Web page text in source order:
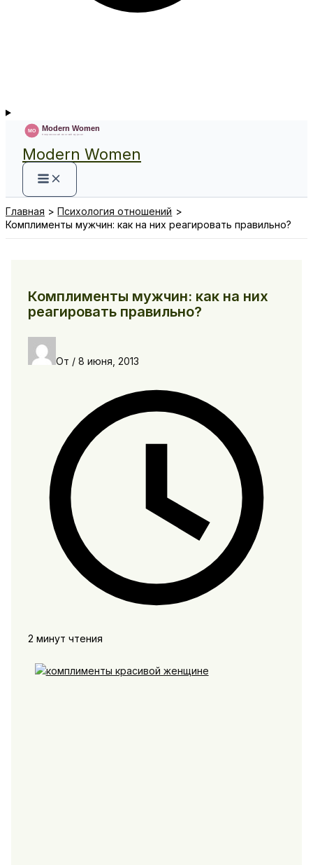
Modern Women
Главная
Психология отношений
Комплименты мужчин: как на них реагировать правильно?
Комплименты мужчин: как на них
реагировать правильно?
От / 8 июня, 2013
2 минут чтения